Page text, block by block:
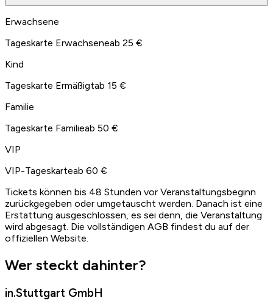
Erwachsene
Tageskarte Erwachseneab 25 €
Kind
Tageskarte Ermäßigtab 15 €
Familie
Tageskarte Familieab 50 €
VIP
VIP-Tageskarteab 60 €
Tickets können bis 48 Stunden vor Veranstaltungsbeginn
zurückgegeben oder umgetauscht werden. Danach ist eine
Erstattung ausgeschlossen, es sei denn, die Veranstaltung
wird abgesagt. Die vollständigen AGB findest du auf der
offiziellen Website.
Wer steckt dahinter?
in.Stuttgart GmbH